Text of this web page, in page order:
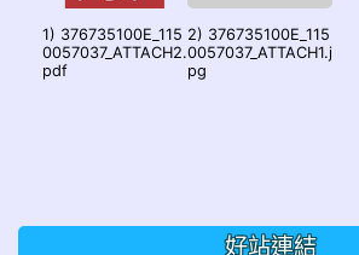
1) 376735100E_115
0057037_ATTACH2.
pdf
2) 376735100E_115
0057037_ATTACH1.j
pg
好站連結